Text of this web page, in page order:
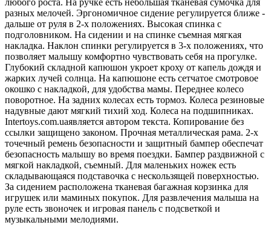
разных мелочей. Эргономичное сидение регулируется ближе -
дальше от руля в 2-х положениях. Высокая спинка с
подголовником. На сидении и на спинке съемная мягкая
накладка. Наклон спинки регулируется в 3-х положениях, что
позволяет малышу комфортно чувствовать себя на прогулке.
Глубокий складной капюшон укроет кроху от капель дождя и
жарких лучей солнца. На капюшоне есть сетчатое смотровое
окошко с накладкой, для удобства мамы. Переднее колесо
поворотное. На задних колесах есть тормоз. Колеса резиновые
надувные дают мягкий тихий ход. Колеса на подшипниках.
Intertoys.com.uaявляется автором текста. Копирование без
ссылки защищено законом. Прочная металлическая рама. 2-х
точечный ремень безопасности и защитный бампер обеспечат
безопасность малышу во время поездки. Бампер раздвижной с
мягкой накладкой, съемный. Для маленьких ножек есть
складывающаяся подставочка с нескользящей поверхностью.
За сидением расположена тканевая багажная корзинка для
игрушек или маминых покупок. Для развлечения малыша на
руле есть звоночек и игровая панель с подсветкой и
музыкальными мелодиями.